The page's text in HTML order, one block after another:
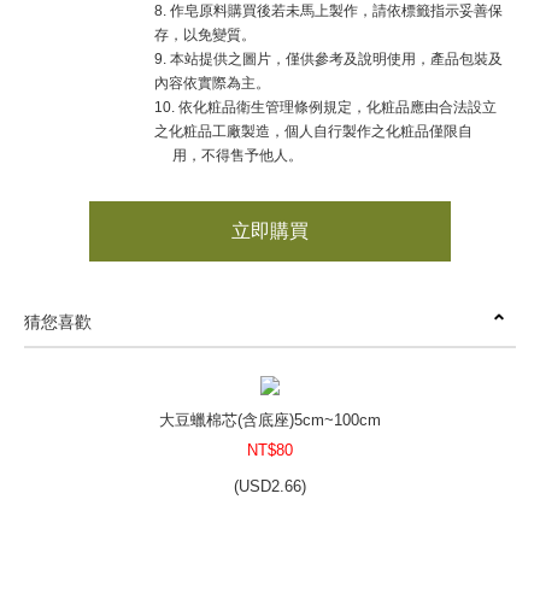
8. 作皂原料購買後若未馬上製作，請依標籤指示妥善保
存，以免變質。
9. 本站提供之圖片，僅供參考及說明使用，產品包裝及
內容依實際為主。
10. 依化粧品衛生管理條例規定，化粧品應由合法設立
之化粧品工廠製造，個人自行製作之化粧品僅限自
用，不得售予他人。
立即購買
猜您喜歡
大豆蠟棉芯(含底座)5cm~100cm
NT$80
(USD2.66)